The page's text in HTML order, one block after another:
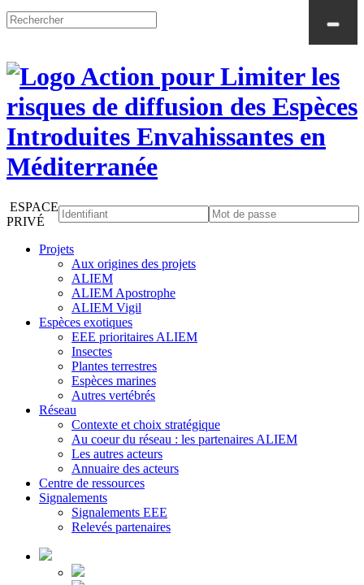
ESPACE
PRIVÉ
Projets
Aux origines des projets
ALIEM
ALIEM Apostrophe
ALIEM Vigil
Espèces exotiques
EEE prioritaires ALIEM
Insectes
Plantes terrestres
Espèces marines
Autres vertébrés
Réseau
Contexte et choix stratégique
Au coeur du réseau : les partenaires ALIEM
Les autres acteurs
Annuaire des acteurs
Centre de ressources
Signalements
Signalements EEE
Relevés partenaires